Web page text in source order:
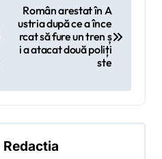
Român arestat în A
ustria după ce a înce
rcat să fure un tren ș
i a atacat două poliți
ste
Redactia